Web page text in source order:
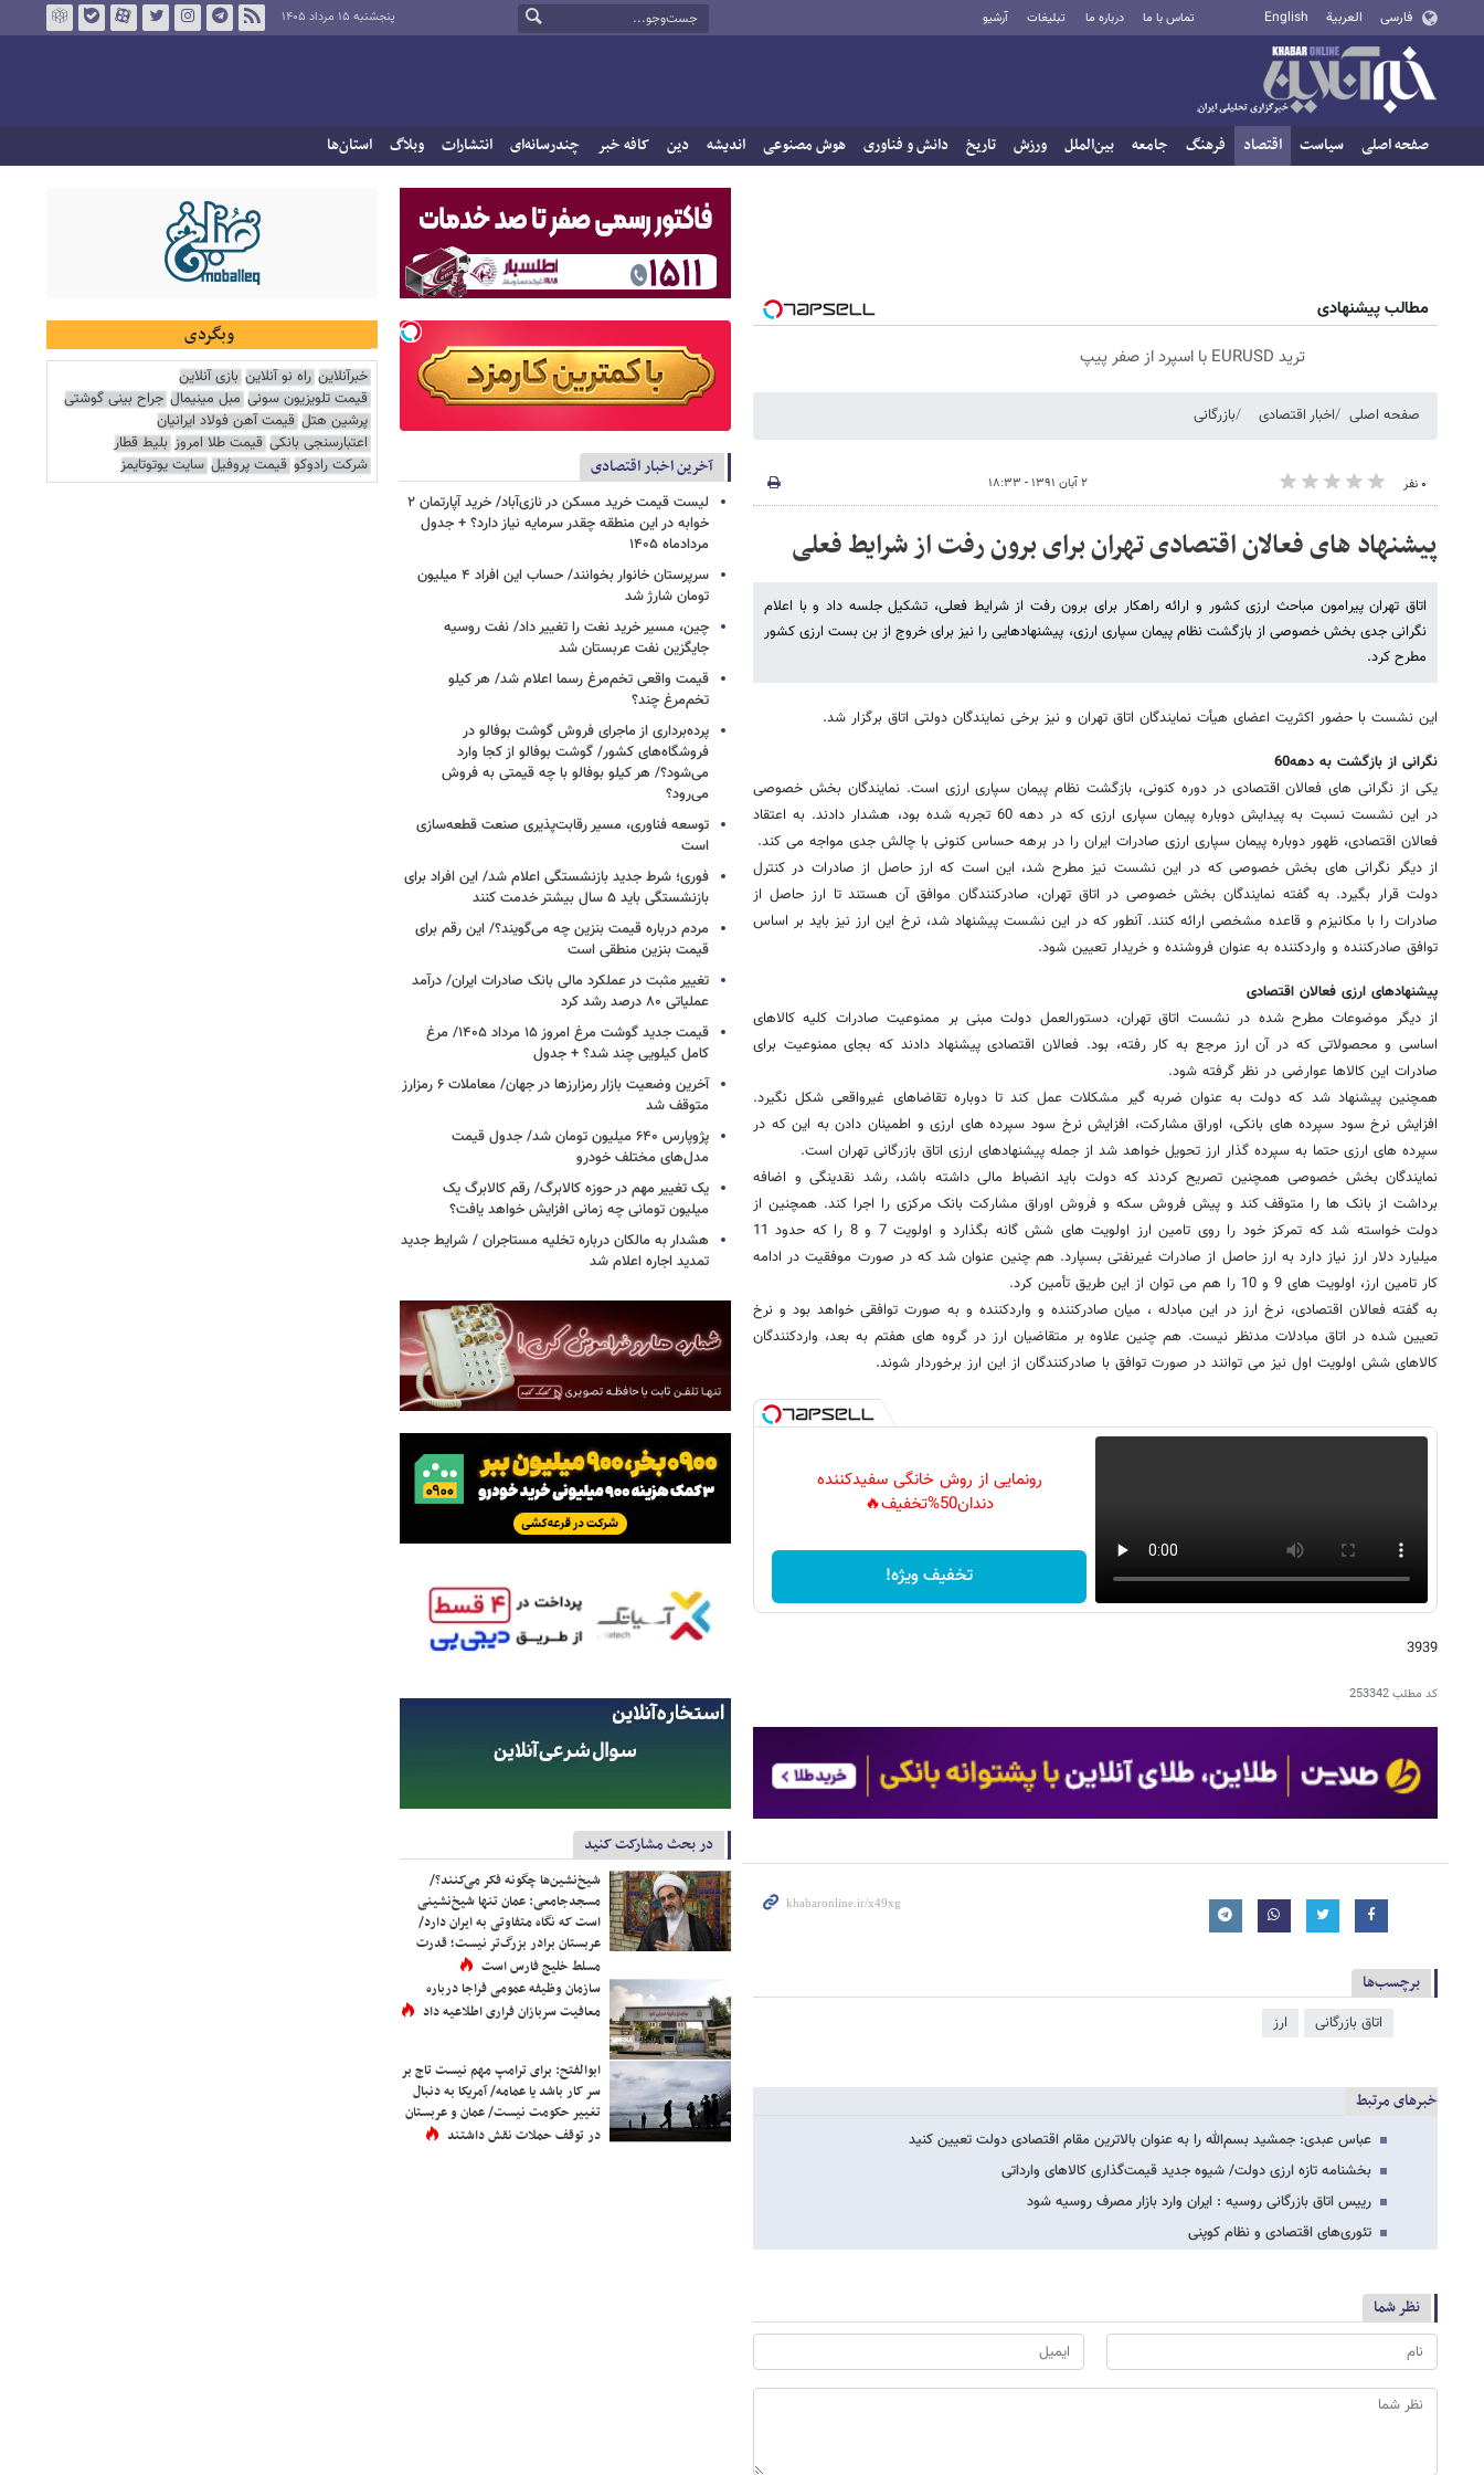
فارسی العربية English تماس با ما درباره ما تبلیغات آرشیو پنجشنبه ۱۵ مرداد ۱۴۰۵
صفحه اصلی سیاست اقتصاد فرهنگ جامعه بین‌الملل ورزش تاریخ دانش و فناوری هوش مصنوعی اندیشه دین کافه خبر چندرسانه‌ای انتشارات وبلاگ استان‌ها
مطالب پیشنهادی
ترید EURUSD با اسپرد از صفر پیپ
صفحه اصلی اخبار اقتصادی بازرگانی
۰ نفر ۲ آبان ۱۳۹۱ - ۱۸:۳۳
پیشنهاد های فعالان اقتصادی تهران برای برون رفت از شرایط فعلی
اتاق تهران پیرامون مباحث ارزی کشور و ارائه راهکار برای برون رفت از شرایط فعلی، تشکیل جلسه داد و با اعلام
نگرانی جدی بخش خصوصی از بازگشت نظام پیمان سپاری ارزی، پیشنهادهایی را نیز برای خروج از بن بست ارزی کشور
مطرح کرد.
این نشست با حضور اکثریت اعضای هیأت نمایندگان اتاق تهران و نیز برخی نمایندگان دولتی اتاق برگزار شد.
نگرانی از بازگشت به دهه60
یکی از نگرانی های فعالان اقتصادی در دوره کنونی، بازگشت نظام پیمان سپاری ارزی است. نمایندگان بخش خصوصی
در این نشست نسبت به پیدایش دوباره پیمان سپاری ارزی که در دهه 60 تجربه شده بود، هشدار دادند. به اعتقاد
فعالان اقتصادی، ظهور دوباره پیمان سپاری ارزی صادرات ایران را در برهه حساس کنونی با چالش جدی مواجه می کند.
از دیگر نگرانی های بخش خصوصی که در این نشست نیز مطرح شد، این است که ارز حاصل از صادرات در کنترل
دولت قرار بگیرد. به گفته نمایندگان بخش خصوصی در اتاق تهران، صادرکنندگان موافق آن هستند تا ارز حاصل از
صادرات را با مکانیزم و قاعده مشخصی ارائه کنند. آنطور که در این نشست پیشنهاد شد، نرخ این ارز نیز باید بر اساس
توافق صادرکننده و واردکننده به عنوان فروشنده و خریدار تعیین شود.
پیشنهادهای ارزی فعالان اقتصادی
از دیگر موضوعات مطرح شده در نشست اتاق تهران، دستورالعمل دولت مبنی بر ممنوعیت صادرات کلیه کالاهای
اساسی و محصولاتی که در آن ارز مرجع به کار رفته، بود. فعالان اقتصادی پیشنهاد دادند که بجای ممنوعیت برای
صادرات این کالاها عوارضی در نظر گرفته شود.
همچنین پیشنهاد شد که دولت به عنوان ضربه گیر مشکلات عمل کند تا دوباره تقاضاهای غیرواقعی شکل نگیرد.
افزایش نرخ سود سپرده های بانکی، اوراق مشارکت، افزایش نرخ سود سپرده های ارزی و اطمینان دادن به این که در
سپرده های ارزی حتما به سپرده گذار ارز تحویل خواهد شد از جمله پیشنهادهای ارزی اتاق بازرگانی تهران است.
نمایندگان بخش خصوصی همچنین تصریح کردند که دولت باید انضباط مالی داشته باشد، رشد نقدینگی و اضافه
برداشت از بانک ها را متوقف کند و پیش فروش سکه و فروش اوراق مشارکت بانک مرکزی را اجرا کند. همچنین از
دولت خواسته شد که تمرکز خود را روی تامین ارز اولویت های شش گانه بگذارد و اولویت 7 و 8 را که حدود 11
میلیارد دلار ارز نیاز دارد به ارز حاصل از صادرات غیرنفتی بسپارد. هم چنین عنوان شد که در صورت موفقیت در ادامه
کار تامین ارز، اولویت های 9 و 10 را هم می توان از این طریق تأمین کرد.
به گفته فعالان اقتصادی، نرخ ارز در این مبادله ، میان صادرکننده و واردکننده و به صورت توافقی خواهد بود و نرخ
تعیین شده در اتاق مبادلات مدنظر نیست. هم چنین علاوه بر متقاضیان ارز در گروه های هفتم به بعد، واردکنندگان
کالاهای شش اولویت اول نیز می توانند در صورت توافق با صادرکنندگان از این ارز برخوردار شوند.
رونمایی از روش خانگی سفیدکننده
دندان50%تخفیف🔥
تخفیف ویژه!
3939
کد مطلب253342
برچسب‌ها
اتاق بازرگانی ارز
خبرهای مرتبط
عباس عبدی: جمشید بسم‌الله را به عنوان بالاترین مقام اقتصادی دولت تعیین کنید
بخشنامه تازه ارزی دولت/ شیوه جدید قیمت‌گذاری کالاهای وارداتی
رییس اتاق بازرگانی روسیه : ایران وارد بازار مصرف روسیه شود
تئوری‌های اقتصادی و نظام کوپنی
نظر شما
آخرین اخبار اقتصادی
لیست قیمت خرید مسکن در نازی‌آباد/ خرید آپارتمان ۲
خوابه در این منطقه چقدر سرمایه نیاز دارد؟ + جدول
مردادماه ۱۴۰۵
سرپرستان خانوار بخوانند/ حساب این افراد ۴ میلیون
تومان شارژ شد
چین، مسیر خرید نغت را تغییر داد/ نفت روسیه
جایگزین نفت عربستان شد
قیمت واقعی تخم‌مرغ رسما اعلام شد/ هر کیلو
تخم‌مرغ چند؟
پرده‌برداری از ماجرای فروش گوشت بوفالو در
فروشگاه‌های کشور/ گوشت بوفالو از کجا وارد
می‌شود؟/ هر کیلو بوفالو با چه قیمتی به فروش
می‌رود؟
توسعه فناوری، مسیر رقابت‌پذیری صنعت قطعه‌سازی
است
فوری؛ شرط جدید بازنشستگی اعلام شد/ این افراد برای
بازنشستگی باید ۵ سال بیشتر خدمت کنند
مردم درباره قیمت بنزین چه می‌گویند؟/ این رقم برای
قیمت بنزین منطقی است
تغییر مثبت در عملکرد مالی بانک صادرات ایران/ درآمد
عملیاتی ۸۰ درصد رشد کرد
قیمت جدید گوشت مرغ امروز ۱۵ مرداد ۱۴۰۵/ مرغ
کامل کیلویی چند شد؟ + جدول
آخرین وضعیت بازار رمزارزها در جهان/ معاملات ۶ رمزارز
متوقف شد
پژوپارس ۶۴۰ میلیون تومان شد/ جدول قیمت
مدل‌های مختلف خودرو
یک تغییر مهم در حوزه کالابرگ/ رقم کالابرگ یک
میلیون تومانی چه زمانی افزایش خواهد یافت؟
هشدار به مالکان درباره تخلیه مستاجران / شرایط جدید
تمدید اجاره اعلام شد
در بحث مشارکت کنید
شیخ‌نشین‌ها چگونه فکر می‌کنند؟/
مسجدجامعی: عمان تنها شیخ‌نشینی
است که نگاه متفاوتی به ایران دارد/
عربستان برادر بزرگ‌تر نیست؛ قدرت
مسلط خلیج فارس است
سازمان وظیفه عمومی فراجا درباره
معافیت سربازان فراری اطلاعیه داد
ابوالفتح: برای ترامپ مهم نیست تاج بر
سر کار باشد یا عمامه/ آمریکا به دنبال
تغییر حکومت نیست/ عمان و عربستان
در توقف حملات نقش داشتند
وبگردی
خبرآنلاین راه نو آنلاین بازی آنلاین
قیمت تلویزیون سونی مبل مینیمال جراح بینی گوشتی
پرشین هتل قیمت آهن فولاد ایرانیان
اعتبارسنجی بانکی قیمت طلا امروز بلیط قطار
شرکت رادوکو قیمت پروفیل سایت یوتوتایمز